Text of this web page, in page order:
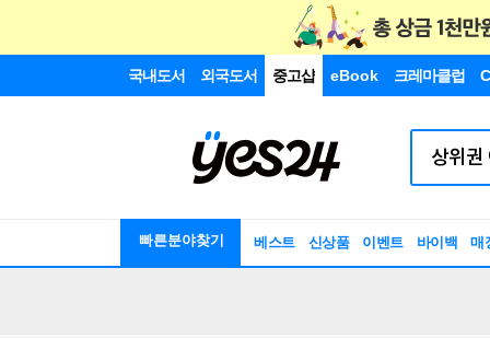
국내도서 외국도서 중고샵 eBook 크레마클럽
빠른분야찾기 베스트 신상품 이벤트 바이백 매